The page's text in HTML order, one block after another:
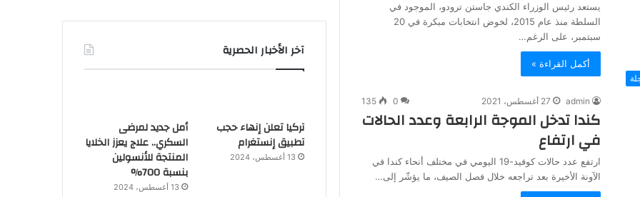
يستعد رئيس الوزراء الكندي جاستن ترودو، الموجود في
السلطة منذ عام 2015، لخوض انتخابات مبكرة في 20
سبتمبر، على الرغم…
أكمل القراءة »
admin 27 أغسطس، 2021 0
135
كندا تدخل الموجة الرابعة وعدد الحالات
في ارتفاع
ارتفع عدد حالات كوفيد-19 اليومي في مختلف أنحاء كندا في
الآونة الأخيرة بعد تراجعه خلال فصل الصيف، ما يؤشّر إلى…
آخر الأخبار الحصرية
تركيا تعلن إنهاء حجب
تطبيق إنستغرام
13 أغسطس، 2024
أمل جديد لمرضى
السكري.. علاج يعزز الخلايا
المنتجة للأنسولين
بنسبة 700%
13 أغسطس، 2024